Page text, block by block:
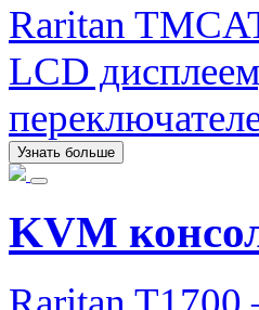
Raritan
LCD
Узнать больше
KVM